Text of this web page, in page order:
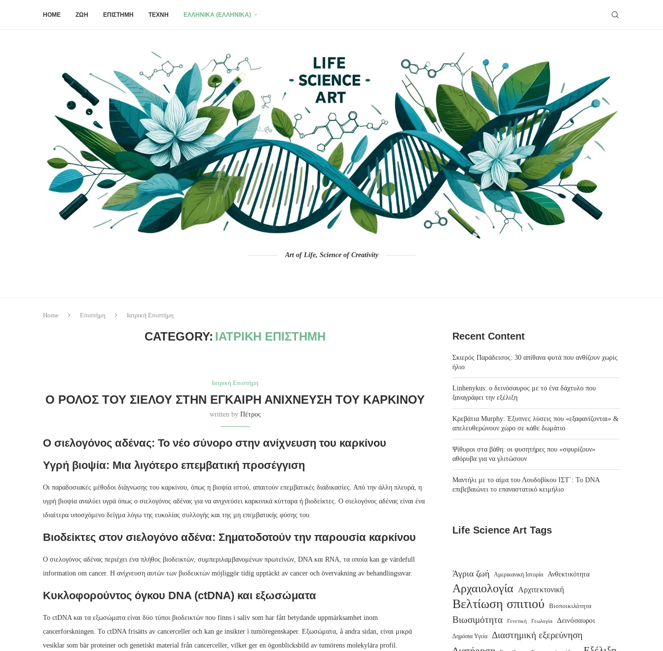
HOME ΖΩΉ ΕΠΙΣΤΉΜΗ ΤΈΧΝΗ ΕΛΛΗΝΙΚΆ (ΕΛΛΗΝΙΚΆ)
Art of Life, Science of Creativity
Home Επιστήμη Ιατρική Επιστήμη
CATEGORY: ΙΑΤΡΙΚΉ ΕΠΙΣΤΉΜΗ
Ιατρική Επιστήμη
Ο ΡΌΛΟΣ ΤΟΥ ΣΙΈΛΟΥ ΣΤΗΝ ΈΓΚΑΙΡΗ ΑΝΊΧΝΕΥΣΗ ΤΟΥ ΚΑΡΚΊΝΟΥ
written by Πέτρος
Ο σιελογόνος αδένας: Το νέο σύνορο στην ανίχνευση του καρκίνου
Υγρή βιοψία: Μια λιγότερο επεμβατική προσέγγιση
Οι παραδοσιακές μέθοδοι διάγνωσης του καρκίνου, όπως η βιοψία ιστού, απαιτούν επεμβατικές διαδικασίες. Από την άλλη πλευρά, η
υγρή βιοψία αναλύει υγρά όπως ο σιελογόνος αδένας για να ανιχνεύσει καρκινικά κύτταρα ή βιοδείκτες. Ο σιελογόνος αδένας είναι ένα
ιδιαίτερα υποσχόμενο δείγμα λόγω της ευκολίας συλλογής και της μη επεμβατικής φύσης του.
Βιοδείκτες στον σιελογόνο αδένα: Σηματοδοτούν την παρουσία καρκίνου
Ο σιελογόνος αδένας περιέχει ένα πλήθος βιοδεικτών, συμπεριλαμβανομένων πρωτεϊνών, DNA και RNA, τα οποία kan ge värdefull
information om cancer. Η ανίχνευση αυτών των βιοδεικτών möjliggör tidig upptäckt av cancer och övervakning av behandlingssvar.
Κυκλοφορούντος όγκου DNA (ctDNA) και εξωσώματα
Το ctDNA και τα εξωσώματα είναι δύο τύποι βιοδεικτών που finns i saliv som har fått betydande uppmärksamhet inom
cancerforskningen. Το ctDNA frisätts av cancerceller och kan ge insikter i tumöregenskaper. Εξωσώματα, å andra sidan, είναι μικρά
vesiklar som bär proteiner och genetiskt material från cancerceller, vilket ger en ögonblicksbild av tumörens molekylära profil.
Recent Content
Σκιερός Παράδεισος: 30 απίθανα φυτά που ανθίζουν χωρίς
ήλιο
Linhenykus: ο δεινόσαυρος με το ένα δάχτυλο που
ξαναγράφει την εξέλιξη
Κρεβάτια Murphy: Έξυπνες λύσεις που «εξαφανίζονται» &
απελευθερώνουν χώρο σε κάθε δωμάτιο
Ψίθυροι στα βάθη: οι φυσητήρες που «σφυρίζουν»
αθόρυβα για να γλιτώσουν
Μαντήλι με το αίμα του Λουδοβίκου ΙΣΤ΄: Το DNA
επιβεβαιώνει το επαναστατικό κειμήλιο
Life Science Art Tags
Άγρια ζωή Αμερικανική Ιστορία Ανθεκτικότητα
Αρχαιολογία Αρχιτεκτονική
Βελτίωση σπιτιού Βιοποικιλότητα
Βιωσιμότητα Γενετική Γεωλογία Δεινόσαυροι
Δημόσια Υγεία Διαστημική εξερεύνηση